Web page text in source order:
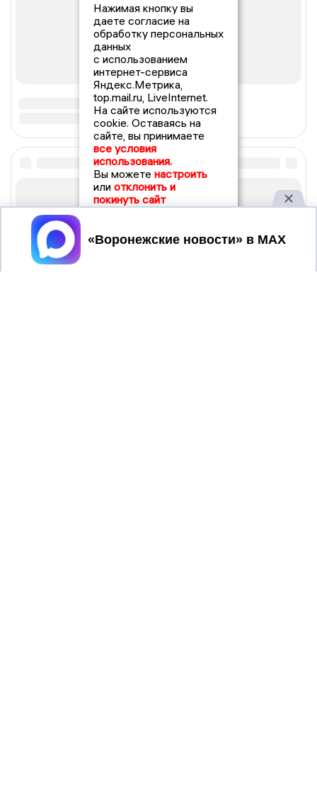
Нажимая кнопку вы
даете согласие на
обработку персональных
данных
с использованием
интернет-сервиса
Яндекс.Метрика,
top.mail.ru, LiveInternet.
На сайте используются
cookie. Оставаясь на
сайте, вы принимаете
все условия
использования.
Вы можете настроить
или отклонить и
покинуть сайт
Принять